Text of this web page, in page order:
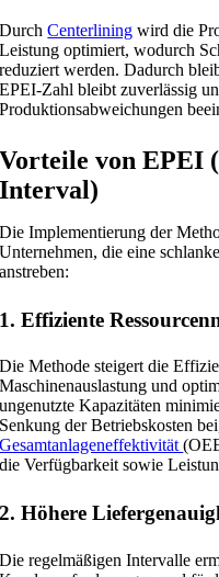
DurchCenterlining wird die
Leistung optimiert, wodurch
reduziert werden. Dadurch
EPEI-Zahl bleibt zuverlässig
Produktionsabweichungen
Vorteile von EPEI
Interval)
Die Implementierung der
Unternehmen, die eine
anstreben:
1. Effiziente
Die Methode steigert die
Maschinenauslastung und
ungenutzte Kapazitäten
Senkung der Betriebskosten
Gesamtanlageneffektivität
die Verfügbarkeit sowie
2. Höhere
Die regelmäßigen Intervalle